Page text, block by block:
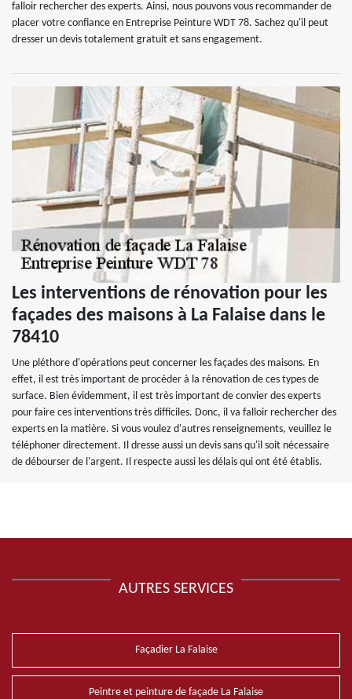
falloir rechercher des experts. Ainsi, nous pouvons vous recommander de
placer votre confiance en Entreprise Peinture WDT 78. Sachez qu'il peut
dresser un devis totalement gratuit et sans engagement.
Les interventions de rénovation pour les
façades des maisons à La Falaise dans le
78410
Une pléthore d'opérations peut concerner les façades des maisons. En
effet, il est très important de procéder à la rénovation de ces types de
surface. Bien évidemment, il est très important de convier des experts
pour faire ces interventions très difficiles. Donc, il va falloir rechercher des
experts en la matière. Si vous voulez d'autres renseignements, veuillez le
téléphoner directement. Il dresse aussi un devis sans qu'il soit nécessaire
de débourser de l'argent. Il respecte aussi les délais qui ont été établis.
AUTRES SERVICES
Façadier La Falaise
Peintre et peinture de façade La Falaise